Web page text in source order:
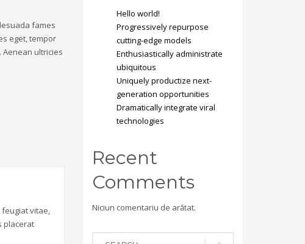
fames
eget, tempor
Aenean ultricies
vitae,
placerat
Hello world!
Progressively repurpose
cutting-edge models
Enthusiastically administrate
ubiquitous
Uniquely productize next-
generation opportunities
Dramatically integrate viral
technologies
Recent
Comments
Niciun comentariu de arătat.